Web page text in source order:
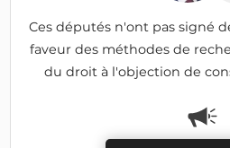
Ces députés n'ont pas signé
faveur des méthodes de
du droit à l'objection de